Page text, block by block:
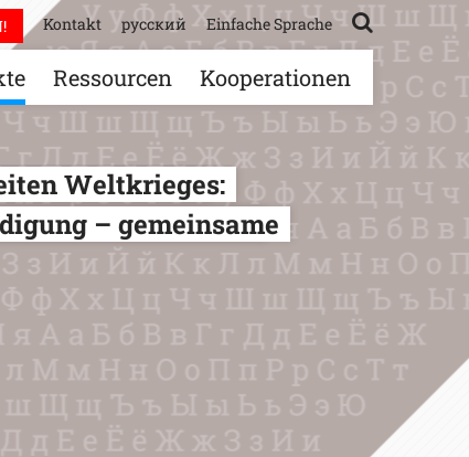
Ressourcen Kooperationen
Kontakt русский Einfache Sprache
Weltkrieges:
– gemeinsame